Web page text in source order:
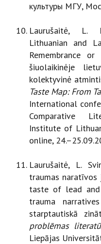
культуры МГУ,
Laurušaitė, L.
Lithuanian and
Remembrance
šiuolaikinėje
kolektyvinė
Taste Map: From
International
Comparative
Institute of
online,
Laurušaitė, L.
traumas naratīvos
taste of lead
trauma
starptautiskā
problēmas
Liepājas